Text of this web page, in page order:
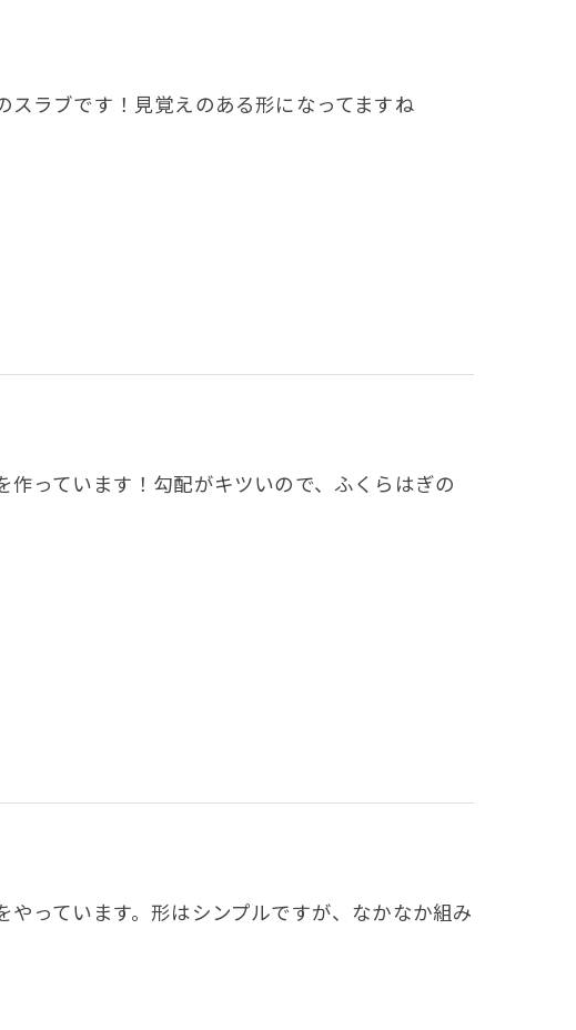
スラブです！見覚えのある形になってますね
っています！勾配がキツいので、ふくらはぎの
っています。形はシンプルですが、なかなか組み